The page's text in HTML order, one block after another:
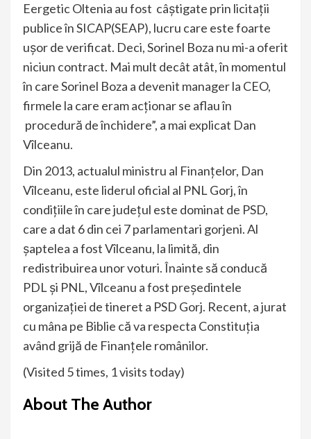
Eergetic Oltenia au fost câștigate prin licitații
publice în SICAP(SEAP), lucru care este foarte
ușor de verificat. Deci, Sorinel Boza nu mi-a oferit
niciun contract. Mai mult decât atât, în momentul
în care Sorinel Boza a devenit manager la CEO,
firmele la care eram acționar se aflau în
procedură de închidere”, a mai explicat Dan
Vîlceanu.
Din 2013, actualul ministru al Finanțelor, Dan
Vîlceanu, este liderul oficial al PNL Gorj, în
condițiile în care județul este dominat de PSD,
care a dat 6 din cei 7 parlamentari gorjeni. Al
șaptelea a fost Vîlceanu, la limită, din
redistribuirea unor voturi. Înainte să conducă
PDL și PNL, Vîlceanu a fost președintele
organizației de tineret a PSD Gorj. Recent, a jurat
cu mâna pe Biblie că va respecta Constituția
având grijă de Finanțele românilor.
(Visited 5 times, 1 visits today)
About The Author